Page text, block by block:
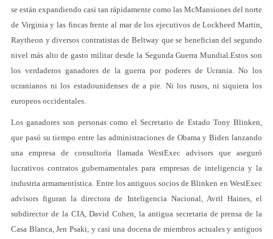
se están expandiendo casi tan rápidamente como las McMansiones del norte
de Virginia y las fincas frente al mar de los ejecutivos de Lockheed Martin,
Raytheon y diversos contratistas de Beltway que se benefician del segundo
nivel más alto de gasto militar desde la Segunda Guerra Mundial.Estos son
los verdaderos ganadores de la guerra por poderes de Ucrania. No los
ucranianos ni los estadounidenses de a pie. Ni los rusos, ni siquiera los
europeos occidentales.
Los ganadores son personas como el Secretario de Estado Tony Blinken,
que pasó su tiempo entre las administraciones de Obama y Biden lanzando
una empresa de consultoría llamada WestExec advisors que aseguró
lucrativos contratos gubernamentales para empresas de inteligencia y la
industria armamentística. Entre los antiguos socios de Blinken en WestExec
advisors figuran la directora de Inteligencia Nacional, Avril Haines, el
subdirector de la CIA, David Cohen, la antigua secretaria de prensa de la
Casa Blanca, Jen Psaki, y casi una docena de miembros actuales y antiguos